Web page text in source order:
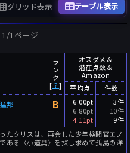
グリッド表示 テーブル表示
1ページ
ラ
ン
ク
[ ？]
オスダメ＆
潜在点数＆
Amazon
平均点
件数
邦 B
6.00pt
6.80pt
4.11pt
3件
10件
9件
たクリスは、再会した少年検閲官エノ
ある〈小道具〉を探し求めて孤島の洋